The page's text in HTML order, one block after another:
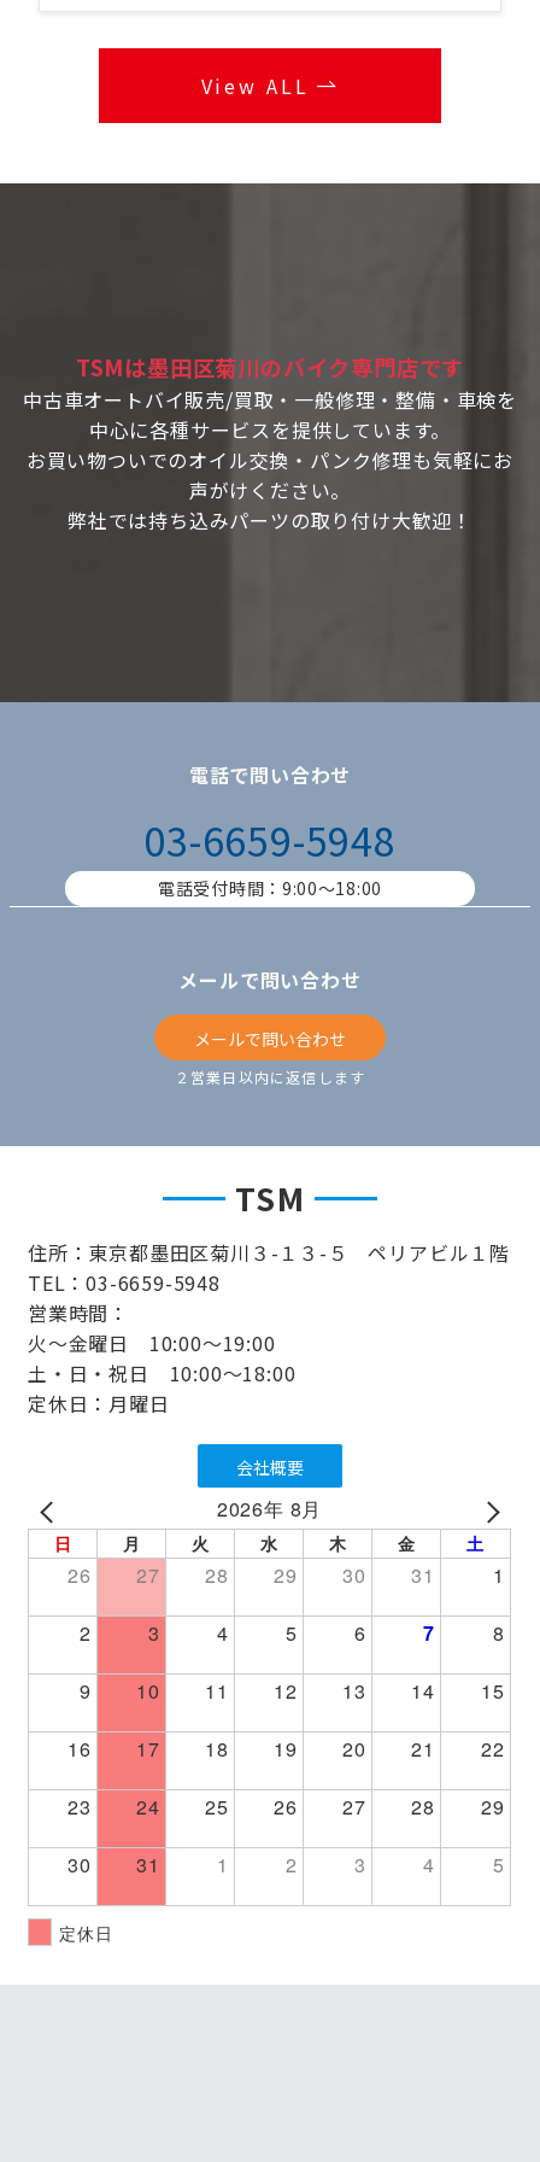
View ALL
TSMは墨田区菊川のバイク専門店です
中古車オートバイ販売/買取・一般修理・整備・車検を
中心に各種サービスを提供しています。
お買い物ついでのオイル交換・パンク修理も気軽にお
声がけください。
弊社では持ち込みパーツの取り付け大歓迎！
電話で問い合わせ
03-6659-5948
電話受付時間：9:00〜18:00
メールで問い合わせ
メールで問い合わせ
２営業日以内に返信します
TSM
住所：東京都墨田区菊川３-１３-５ ペリアビル１階
TEL：03-6659-5948
営業時間：
火～金曜日 10:00～19:00
土・日・祝日 10:00～18:00
定休日：月曜日
会社概要
2026年 8月
日 月 火 水 木 金 土
26 27 28 29 30 31 1
2 3 4 5 6 7 8
9 10 11 12 13 14 15
16 17 18 19 20 21 22
23 24 25 26 27 28 29
30 31 1 2 3 4 5
定休日